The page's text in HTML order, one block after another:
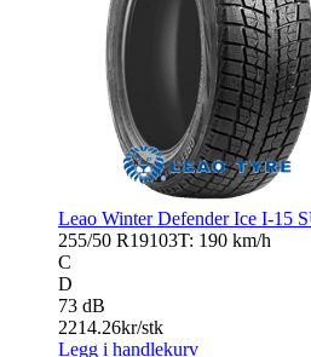
Leao Winter Defender Ice I-15
255/50 R19103T: 190 km/h
C
D
73 dB
2214.26kr/stk
Legg i handlekurv